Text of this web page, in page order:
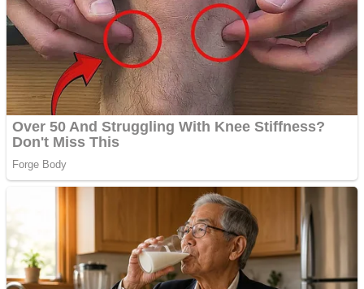
de publicitate de tip
Adsense
Pastorul Liviu Radu a
Anchetă incendiară la
Gherla, polițist acuzat de
abuz în serviciu